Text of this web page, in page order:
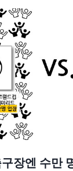
장엔 수만